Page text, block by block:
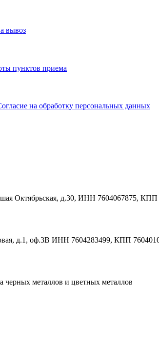
вывоз
пунктов приема
на обработку персональных данных
Октябрьская, д.30, ИНН 7604067875, КПП
д.1, оф.3В ИНН 7604283499, КПП
черных металлов и цветных металлов